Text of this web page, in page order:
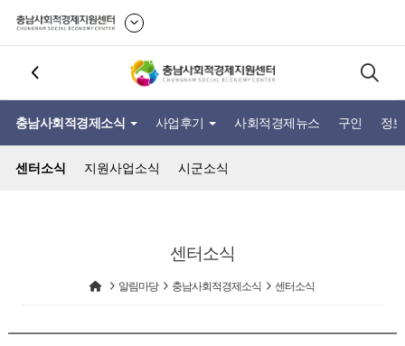
충남사회적경제소식 사업후기 사회적경제뉴스 구인 정
센터소식 지원사업소식 시군소식
센터소식
알림마당 충남사회적경제소식 센터소식